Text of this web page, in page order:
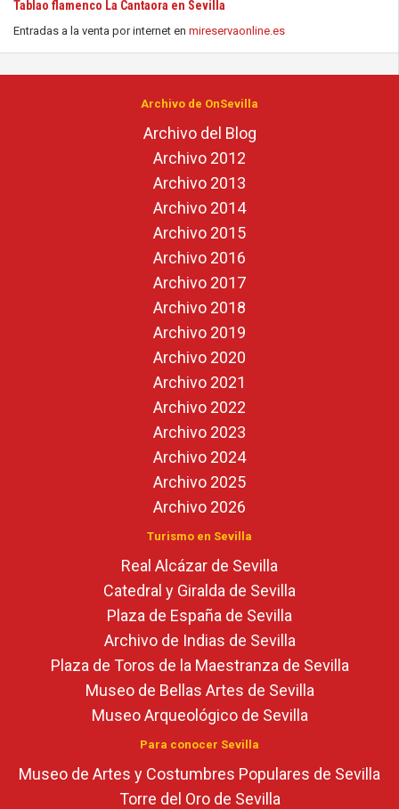
Tablao flamenco La Cantaora en Sevilla
Entradas a la venta por internet en mireservaonline.es
Archivo de OnSevilla
Archivo del Blog
Archivo 2012
Archivo 2013
Archivo 2014
Archivo 2015
Archivo 2016
Archivo 2017
Archivo 2018
Archivo 2019
Archivo 2020
Archivo 2021
Archivo 2022
Archivo 2023
Archivo 2024
Archivo 2025
Archivo 2026
Turismo en Sevilla
Real Alcázar de Sevilla
Catedral y Giralda de Sevilla
Plaza de España de Sevilla
Archivo de Indias de Sevilla
Plaza de Toros de la Maestranza de Sevilla
Museo de Bellas Artes de Sevilla
Museo Arqueológico de Sevilla
Para conocer Sevilla
Museo de Artes y Costumbres Populares de Sevilla
Torre del Oro de Sevilla